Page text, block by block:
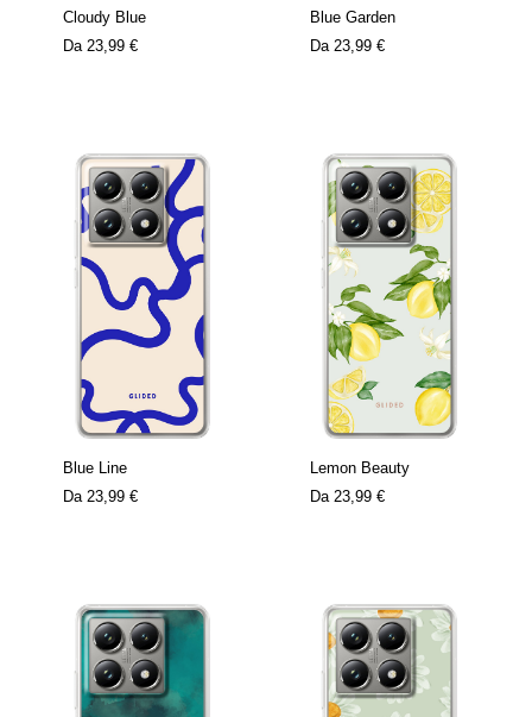
Cloudy Blue
Da 23,99 €
Blue Garden
Da 23,99 €
Blue Line
Da 23,99 €
Lemon Beauty
Da 23,99 €